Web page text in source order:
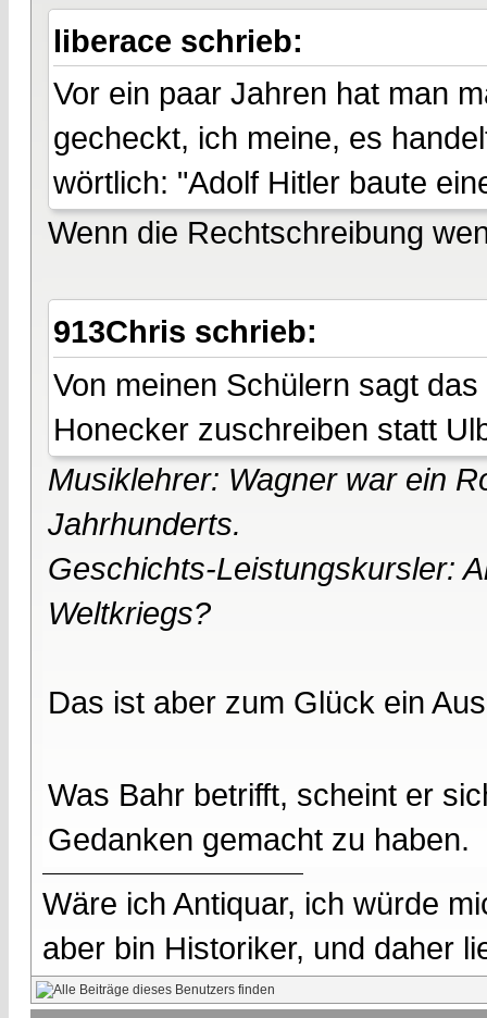
liberace schrieb:
Vor ein paar Jahren hat man
gecheckt, ich meine, es
wörtlich: "Adolf Hitler baute
Wenn die Rechtschreibung
913Chris schrieb:
Von meinen Schülern sagt
Honecker zuschreiben statt
Musiklehrer: Wagner war ein
Jahrhunderts.
Geschichts-Leistungskursler:
Weltkriegs?
Das ist aber zum Glück ein
Was Bahr betrifft, scheint er
Gedanken gemacht zu haben.
Wäre ich Antiquar, ich würde
aber bin Historiker, und daher